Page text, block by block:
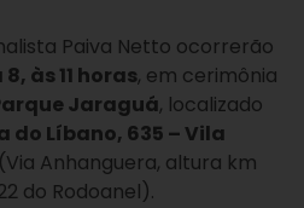
Paiva Netto ocorrerão
às 11 horas, em cerimônia
Jaraguá, localizado
do Líbano, 635 – Vila
(Via Anhanguera, altura km
do Rodoanel).